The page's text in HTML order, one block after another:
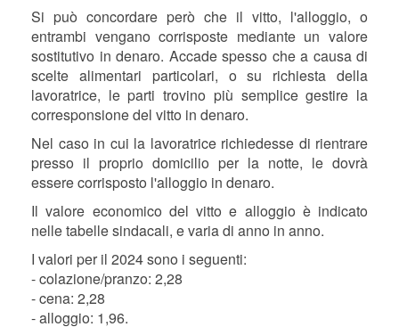
Si può concordare però che il vitto, l'alloggio, o
entrambi vengano corrisposte mediante un valore
sostitutivo in denaro. Accade spesso che a causa di
scelte alimentari particolari, o su richiesta della
lavoratrice, le parti trovino più semplice gestire la
corresponsione del vitto in denaro.
Nel caso in cui la lavoratrice richiedesse di rientrare
presso il proprio domicilio per la notte, le dovrà
essere corrisposto l'alloggio in denaro.
Il valore economico del vitto e alloggio è indicato
nelle tabelle sindacali, e varia di anno in anno.
I valori per il 2024 sono i seguenti:
- colazione/pranzo: 2,28
- cena: 2,28
- alloggio: 1,96.